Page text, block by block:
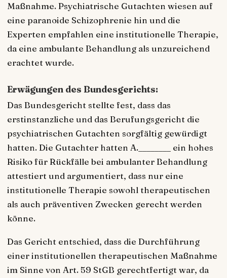
Maßnahme. Psychiatrische Gutachten wiesen auf
eine paranoide Schizophrenie hin und die
Experten empfahlen eine institutionelle Therapie,
da eine ambulante Behandlung als unzureichend
erachtet wurde.
Erwägungen des Bundesgerichts:
Das Bundesgericht stellte fest, dass das
erstinstanzliche und das Berufungsgericht die
psychiatrischen Gutachten sorgfältig gewürdigt
hatten. Die Gutachter hatten A.________ ein hohes
Risiko für Rückfälle bei ambulanter Behandlung
attestiert und argumentiert, dass nur eine
institutionelle Therapie sowohl therapeutischen
als auch präventiven Zwecken gerecht werden
könne.
Das Gericht entschied, dass die Durchführung
einer institutionellen therapeutischen Maßnahme
im Sinne von Art. 59 StGB gerechtfertigt war, da